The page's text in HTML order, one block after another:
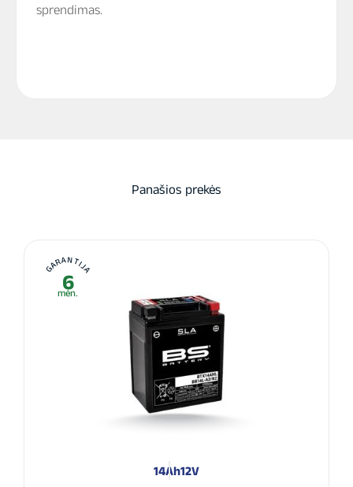
sprendimas.
Panašios prekės
GARANTIJA
6
mėn.
14Ah12V